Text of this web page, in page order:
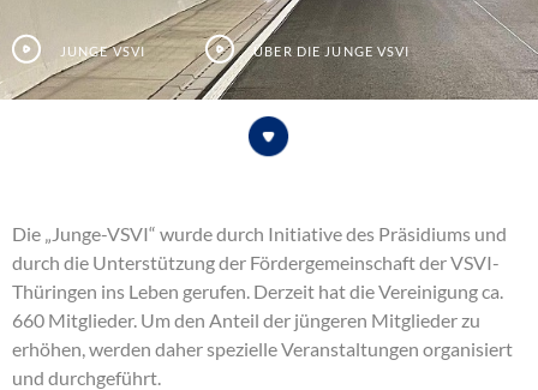
Junge VSVI Über die junge VSVI
Die „Junge-VSVI“ wurde durch Initiative des Präsidiums und
durch die Unterstützung der Fördergemeinschaft der VSVI-
Thüringen ins Leben gerufen. Derzeit hat die Vereinigung ca.
660 Mitglieder. Um den Anteil der jüngeren Mitglieder zu
erhöhen, werden daher spezielle Veranstaltungen organisiert
und durchgeführt.